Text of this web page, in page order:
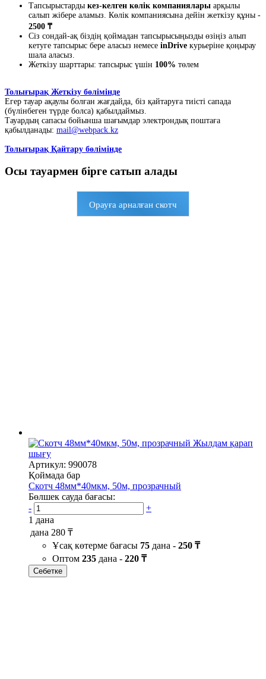
Тапсырыстарды кез-келген көлік компаниялары арқылы
салып жібере аламыз. Көлік компаниясына дейін жеткізу құны -
2500 ₸
Сіз сондай-ақ біздің қоймадан тапсырысыңызды өзіңіз алып
кетуге тапсырыс бере аласыз немесе inDrive курьеріне қоңырау
шала аласыз.
Жеткізу шарттары: тапсырыс үшін 100% төлем
Толығырақ Жеткізу бөлімінде
Егер тауар ақаулы болған жағдайда, біз қайтаруға тиісті сапада
(бүлінбеген түрде болса) қабылдаймыз.
Тауардың сапасы бойынша шағымдар электрондық поштаға
қабылданады: mail@webpack.kz
Толығырақ Қайтару бөлімінде
Осы тауармен бірге сатып алады
Орауға арналған скотч
Жылдам қарап
шығу
Артикул: 990078
Қоймада бар
Скотч 48мм*40мкм, 50м, прозрачный
Бөлшек сауда бағасы:
-
+
1 дана
дана 280 ₸
Ұсақ көтерме бағасы 75 дана - 250 ₸
Оптом 235 дана - 220 ₸
Себетке